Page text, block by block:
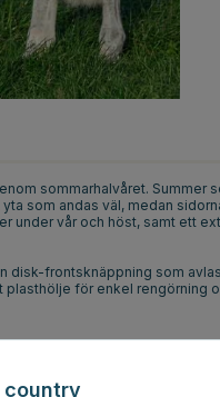
sommarhalvåret. Summer
som andas väl, medan
under vår och höst, samt ett
disk-frontsknäppning som
för enkel rengörning
country